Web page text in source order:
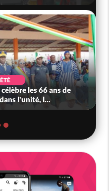
les 66 ans de
l'unité, l...